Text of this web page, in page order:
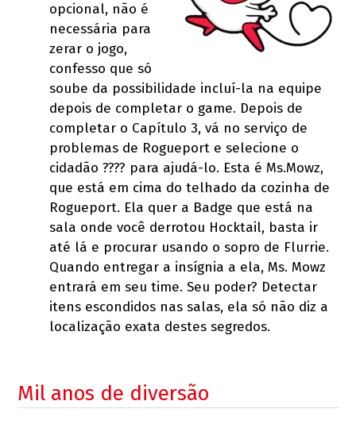
opcional, não é
necessária para
zerar o jogo,
confesso que só
soube da possibilidade incluí-la na equipe
depois de completar o game. Depois de
completar o Capítulo 3, vá no serviço de
problemas de Rogueport e selecione o
cidadão ???? para ajudá-lo. Esta é Ms.Mowz,
que está em cima do telhado da cozinha de
Rogueport. Ela quer a Badge que está na
sala onde você derrotou Hocktail, basta ir
até lá e procurar usando o sopro de Flurrie.
Quando entregar a insígnia a ela, Ms. Mowz
entrará em seu time. Seu poder? Detectar
itens escondidos nas salas, ela só não diz a
localização exata destes segredos.
Mil anos de diversão